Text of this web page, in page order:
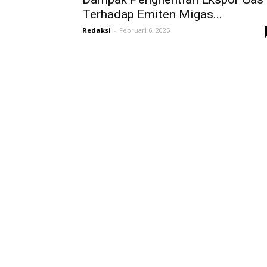
Terhadap Emiten Migas...
Redaksi - Februari 6, 2025